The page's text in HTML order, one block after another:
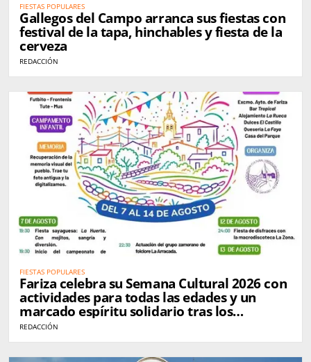
FIESTAS POPULARES
Gallegos del Campo arranca sus fiestas con
festival de la tapa, hinchables y fiesta de la
cerveza
REDACCIÓN
FIESTAS POPULARES
Fariza celebra su Semana Cultural 2026 con
actividades para todas las edades y un
marcado espíritu solidario tras los
incendios
REDACCIÓN